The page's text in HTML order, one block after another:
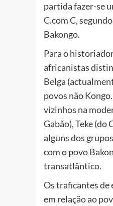
partida fazer-se
C.com C,
Bakongo.
Para o
africanistas
Belga
povos não
vizinhos na
Gabão), Teke (do
alguns dos
com o povo
transatlântico.
Os traficantes de
em relação ao